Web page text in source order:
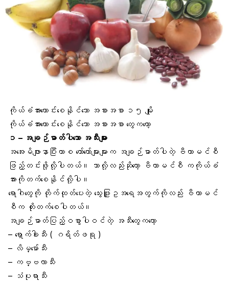
ကိုယ်ခံအားကောင်းစေနိုင်သော အစားအစာ ၁၅ မျိုး
ကိုယ်ခံအားကောင်းစေနိုင်သော အစားအစာ တွေကတော့
၁ – အချဉ်ဓာတ်ပါသော အသီးများ
အအေးမိဖျားနာပြီးကာစ တော်တော်များများက အချဉ်ဓာတ်ပါတဲ့ ဗီတာမင်စီ
ဖြည့်တင်းဖို့လို့ပါတယ်။ ဘာလို့လည်းဆိုတော့ ဗီတာမင်စီ ကကိုယ်ခံ
အားကိုတက်စေနိုင်လို့ပါ။
ရောဂါတွေကို တိုက်ထုတ်ပေးတဲ့ သွေးဖြူဥအရေအတွက်ကိုလည်း ဗီတာမင်
စီက တိုးတက်စေပါတယ်။
အချဉ်ဓာတ်ပြည့်ဝစွာပါဝင်တဲ့ အသီးတွေကတော့
– ရှောက်ခါးသီး ( ဂရိတ်ဖရု )
– လိမ္မော်သီး
– ကဗ္ဗလာသီး
– သံပုရာသီး